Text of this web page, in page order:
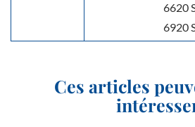
6620
6920
Ces articles